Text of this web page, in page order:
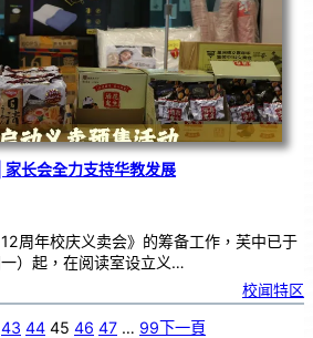
长会全力支持华教发展
周年校庆义卖会》的筹备工作，芙中已于
）起，在阅读室设立义…
校闻特区
43 44 45 46 47 … 99下一頁